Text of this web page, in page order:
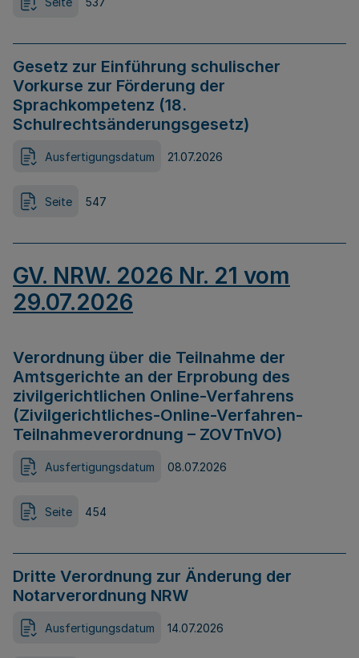
Gesetz zur Einführung schulischer
Vorkurse zur Förderung der
Sprachkompetenz (18.
Schulrechtsänderungsgesetz)
Ausfertigungsdatum 21.07.2026
Seite 547
GV. NRW. 2026 Nr. 21 vom
29.07.2026
Verordnung über die Teilnahme der
Amtsgerichte an der Erprobung des
zivilgerichtlichen Online-Verfahrens
(Zivilgerichtliches-Online-Verfahren-
Teilnahmeverordnung – ZOVTnVO)
Ausfertigungsdatum 08.07.2026
Seite 454
Dritte Verordnung zur Änderung der
Notarverordnung NRW
Ausfertigungsdatum 14.07.2026